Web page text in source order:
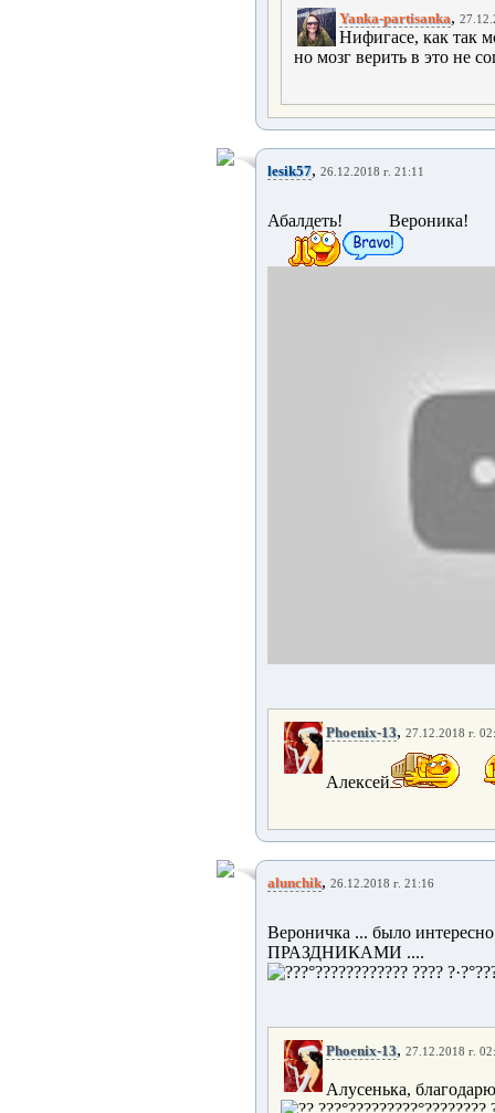
Yanka-partisanka,
Нифигасе, как так
но мозг верить в это не
lesik57, 26.12.2018 г. 21:11
Абалдеть!
Phoenix-13, 27.12.2018 г.
Алексей
alunchik, 26.12.2018 г. 21:16
Вероничка ... было
ПРАЗДНИКАМИ ....
Phoenix-13, 27.12.2018 г.
Алусенька,